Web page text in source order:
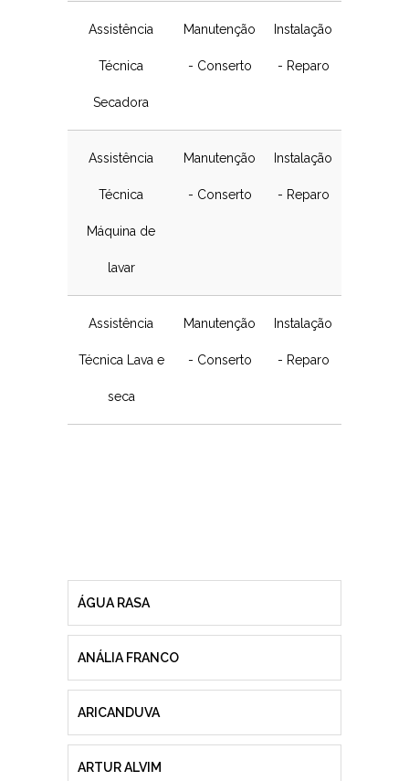
Assistência
Técnica
Secadora
Manutenção
- Conserto
Instalação
- Reparo
Assistência
Técnica
Máquina de
lavar
Manutenção
- Conserto
Instalação
- Reparo
Assistência
Técnica Lava e
seca
Manutenção
- Conserto
Instalação
- Reparo
ÁGUA RASA
ANÁLIA FRANCO
ARICANDUVA
ARTUR ALVIM